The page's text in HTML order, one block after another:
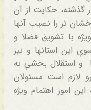
گذشته، حكايت از آن
تر را نصيب آنها
با تشويق فضلا و
اين استانها و نيز
و استقلال بخشي به
لازم است مسئولان
امور اهتمام ويژه